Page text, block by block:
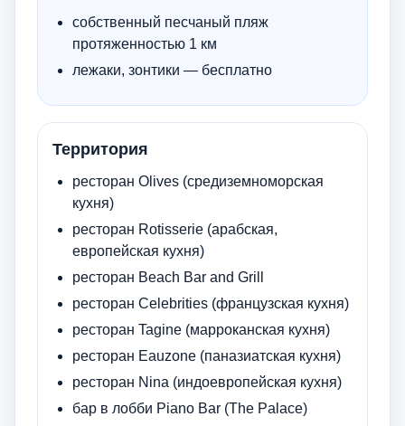
собственный песчаный пляж
протяженностью 1 км
лежаки, зонтики — бесплатно
Территория
ресторан Olives (средиземноморская
кухня)
ресторан Rotisserie (арабская,
европейская кухня)
ресторан Beach Bar and Grill
ресторан Celebrities (французская кухня)
ресторан Tagine (марроканская кухня)
ресторан Eauzone (паназиатская кухня)
ресторан Nina (индоевропейская кухня)
бар в лобби Piano Bar (The Palace)